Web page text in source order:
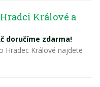
Králové a
doručíme zdarma!
Hradec Králové najdete